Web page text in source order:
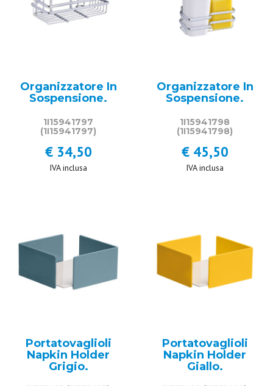
Organizzatore In
Sospensione.
1I15941797
(1I15941797)
€ 34,50
IVA inclusa
Organizzatore In
Sospensione.
1I15941798
(1I15941798)
€ 45,50
IVA inclusa
Portatovaglioli
Napkin Holder
Grigio.
Portatovaglioli
Napkin Holder
Giallo.